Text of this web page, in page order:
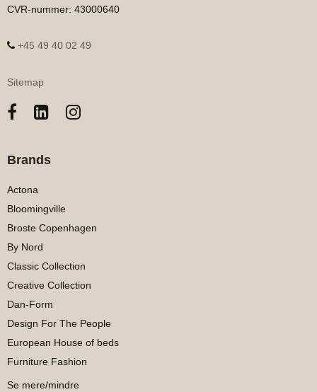
CVR-nummer: 43000640
+45 49 40 02 49
Sitemap
Brands
Actona
Bloomingville
Broste Copenhagen
By Nord
Classic Collection
Creative Collection
Dan-Form
Design For The People
European House of beds
Furniture Fashion
Se mere/mindre